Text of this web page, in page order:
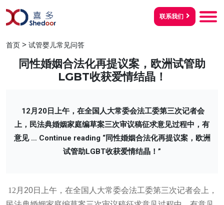
联系我们
首页 > 试管婴儿常见问答
同性婚姻合法化再提议案，欧洲试管助
LGBT收获爱情结晶！
12月20日上午，在全国人大常委会法工委第三次记者会
上，民法典婚姻家庭编草案三次审议稿征求意见过程中，有
意见 … Continue reading“同性婚姻合法化再提议案，欧洲
试管助LGBT收获爱情结晶！”
12 月 20日上午，在全国人大常委会法工委第三次记者会上，